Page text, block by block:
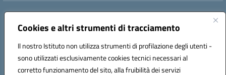
Cookies e altri strumenti di tracciamento
Il nostro Istituto non utilizza strumenti di profilazione degli utenti -
sono utilizzati esclusivamente cookies tecnici necessari al
corretto funzionamento del sito, alla fruibilità dei servizi
Indirizzo:
Centralino:0923993485 Email:tpic84500v@istruzione.it
Codice fiscale: 91039050819
Codice meccanografico:
tpic84500v